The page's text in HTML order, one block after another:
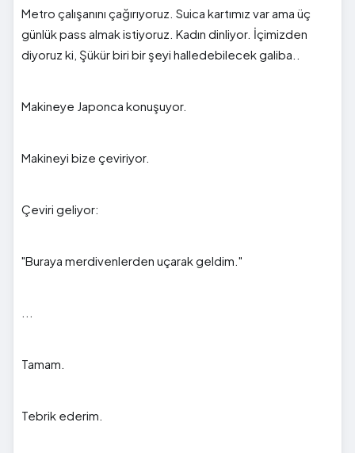
Metro çalışanını çağırıyoruz. Suica kartımız var ama üç
günlük pass almak istiyoruz. Kadın dinliyor. İçimizden
diyoruz ki, Şükür biri bir şeyi halledebilecek galiba..
Makineye Japonca konuşuyor.
Makineyi bize çeviriyor.
Çeviri geliyor:
"Buraya merdivenlerden uçarak geldim."
Tamam.
Tebrik ederim.